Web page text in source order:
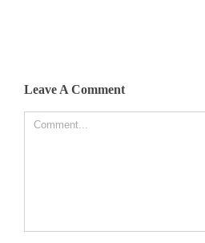
Leave A Comment